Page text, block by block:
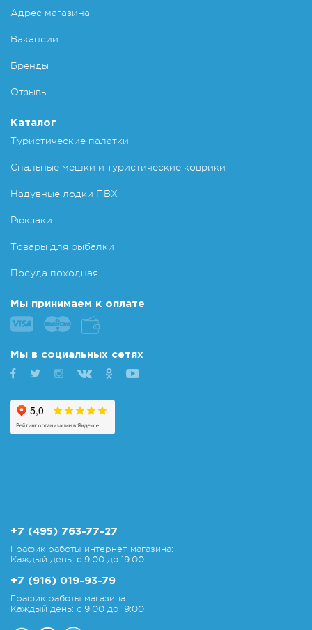
Адрес магазина
Вакансии
Бренды
Отзывы
Каталог
Туристические палатки
Спальные мешки и туристические коврики
Надувные лодки ПВХ
Рюкзаки
Товары для рыбалки
Посуда походная
Мы принимаем к оплате
Мы в социальных сетях
+7 (495) 763-77-27
График работы интернет-магазина:
Каждый день: с 9:00 до 19:00
+7 (916) 019-93-79
График работы магазина:
Каждый день: с 9:00 до 19:00